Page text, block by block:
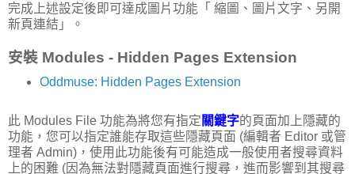
完成上述設定後即可達成圖片功能「 縮圖、圖片文字、另開
新頁連結」。
安裝 Modules - Hidden Pages Extension
Oddmuse: Hidden Pages Extension
此 Modules File 功能為將您有指定 關鍵字的頁面加上隱藏的
功能，您可以指定誰能存取這些隱藏頁面 (編輯者 Editor 或管
理者 Admin)，使用此功能後有可能造成一般使用者搜尋資料
上的困難 (因為無法對隱藏頁面進行搜尋，進而影響到其搜尋